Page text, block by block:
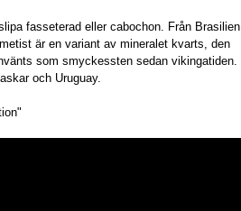
fasseterad eller cabochon. Från Brasilien
är en variant av mineralet kvarts, den
som smyckessten sedan vikingatiden.
och Uruguay.